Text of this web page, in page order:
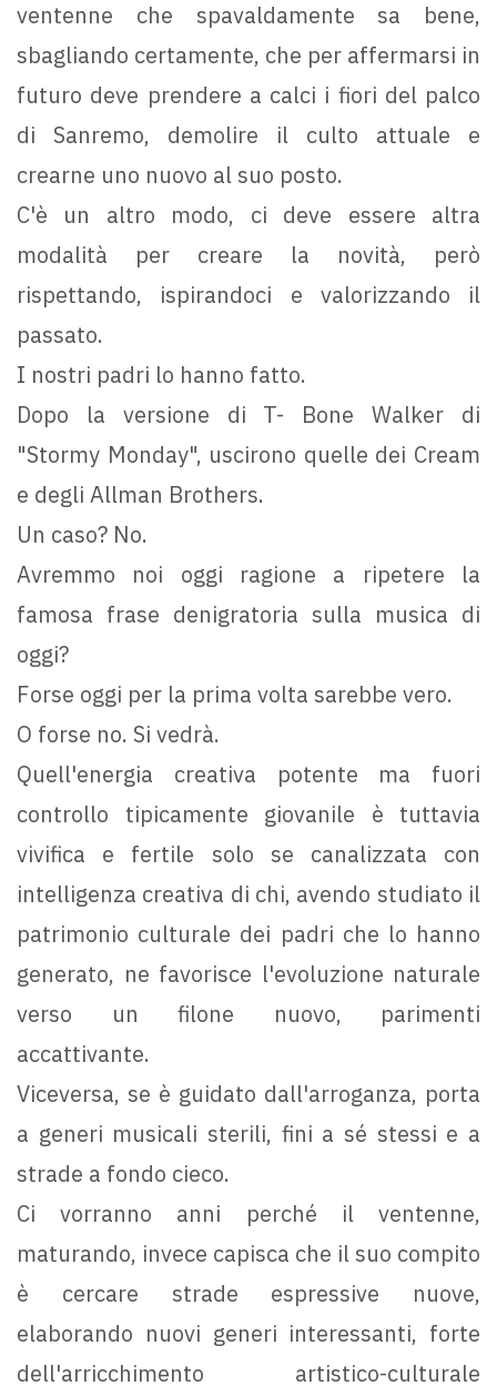
ventenne che spavaldamente sa bene,
sbagliando certamente, che per affermarsi in
futuro deve prendere a calci i fiori del palco
di Sanremo, demolire il culto attuale e
crearne uno nuovo al suo posto.
C'è un altro modo, ci deve essere altra
modalità per creare la novità, però
rispettando, ispirandoci e valorizzando il
passato.
I nostri padri lo hanno fatto.
Dopo la versione di T- Bone Walker di
"Stormy Monday", uscirono quelle dei Cream
e degli Allman Brothers.
Un caso? No.
Avremmo noi oggi ragione a ripetere la
famosa frase denigratoria sulla musica di
oggi?
Forse oggi per la prima volta sarebbe vero.
O forse no. Si vedrà.
Quell'energia creativa potente ma fuori
controllo tipicamente giovanile è tuttavia
vivifica e fertile solo se canalizzata con
intelligenza creativa di chi, avendo studiato il
patrimonio culturale dei padri che lo hanno
generato, ne favorisce l'evoluzione naturale
verso un filone nuovo, parimenti
accattivante.
Viceversa, se è guidato dall'arroganza, porta
a generi musicali sterili, fini a sé stessi e a
strade a fondo cieco.
Ci vorranno anni perché il ventenne,
maturando, invece capisca che il suo compito
è cercare strade espressive nuove,
elaborando nuovi generi interessanti, forte
dell'arricchimento artistico-culturale